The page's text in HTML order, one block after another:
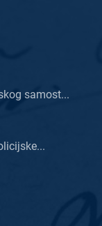
samost...